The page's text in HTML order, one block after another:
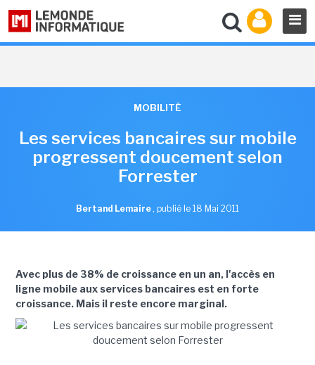
MOBILITÉ
Les services bancaires sur mobile
progressent doucement selon
Forrester
Bertand Lemaire , publié le 18 Mai 2011
Avec plus de 38% de croissance en un an, l'accès en
ligne mobile aux services bancaires est en forte
croissance. Mais il reste encore marginal.